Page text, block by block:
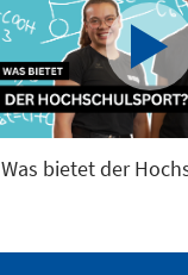
Was bietet der